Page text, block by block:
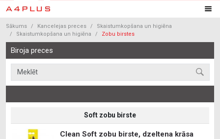
Sākums Kancelejas preces
Skaistumkopšana un higiēna
Skaistumkopšana un higiēna
Zobu birstes
Biroja preces
Soft zobu birste
Clean Soft zobu birste, dzeltena krāsa